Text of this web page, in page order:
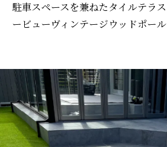
駐車スペースを兼ねたタイルテラ
ービューヴィンテージウッドポール